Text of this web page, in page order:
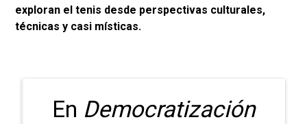
exploran el tenis desde perspectivas culturales,
técnicas y casi místicas.
En Democratización